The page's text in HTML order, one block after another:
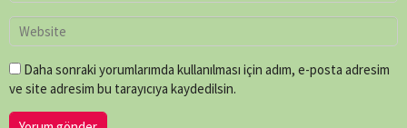
Daha sonraki yorumlarımda kullanılması için adım, e-posta adresim
ve site adresim bu tarayıcıya kaydedilsin.